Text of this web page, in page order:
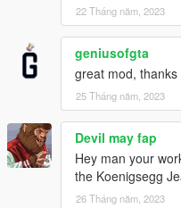
22 Tháng năm, 2023
geniusofgta
great mod,
25 Tháng năm, 2023
Devil may fap
Hey man your
the Koenigsegg
26 Tháng năm, 2023